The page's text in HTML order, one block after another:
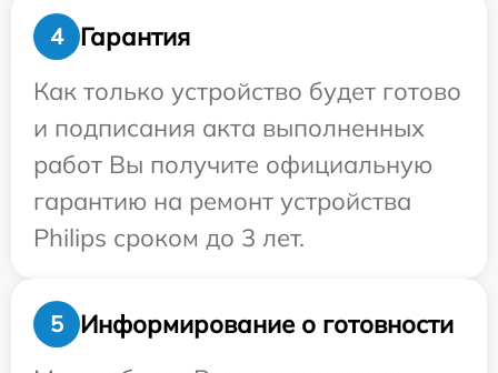
4
Гарантия
Как только устройство будет готово
и подписания акта выполненных
работ Вы получите официальную
гарантию на ремонт устройства
Philips сроком до 3 лет.
5
Информирование о готовности